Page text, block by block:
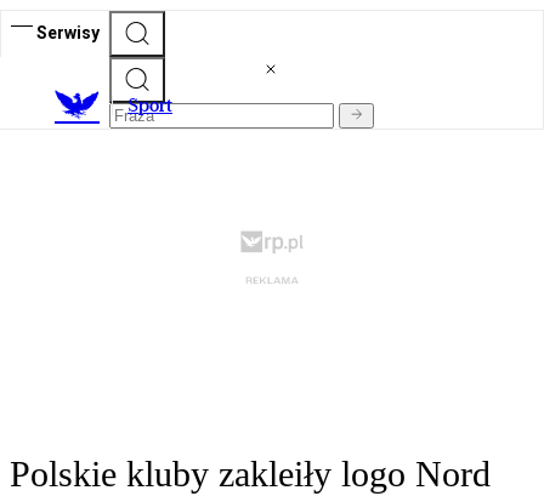
Serwisy
Sport
Polskie kluby zakleiły logo Nord